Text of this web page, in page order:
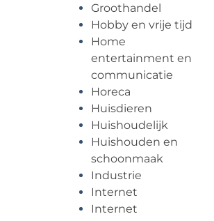
Groothandel
Hobby en vrije tijd
Home
entertainment en
communicatie
Horeca
Huisdieren
Huishoudelijk
Huishouden en
schoonmaak
Industrie
Internet
Internet